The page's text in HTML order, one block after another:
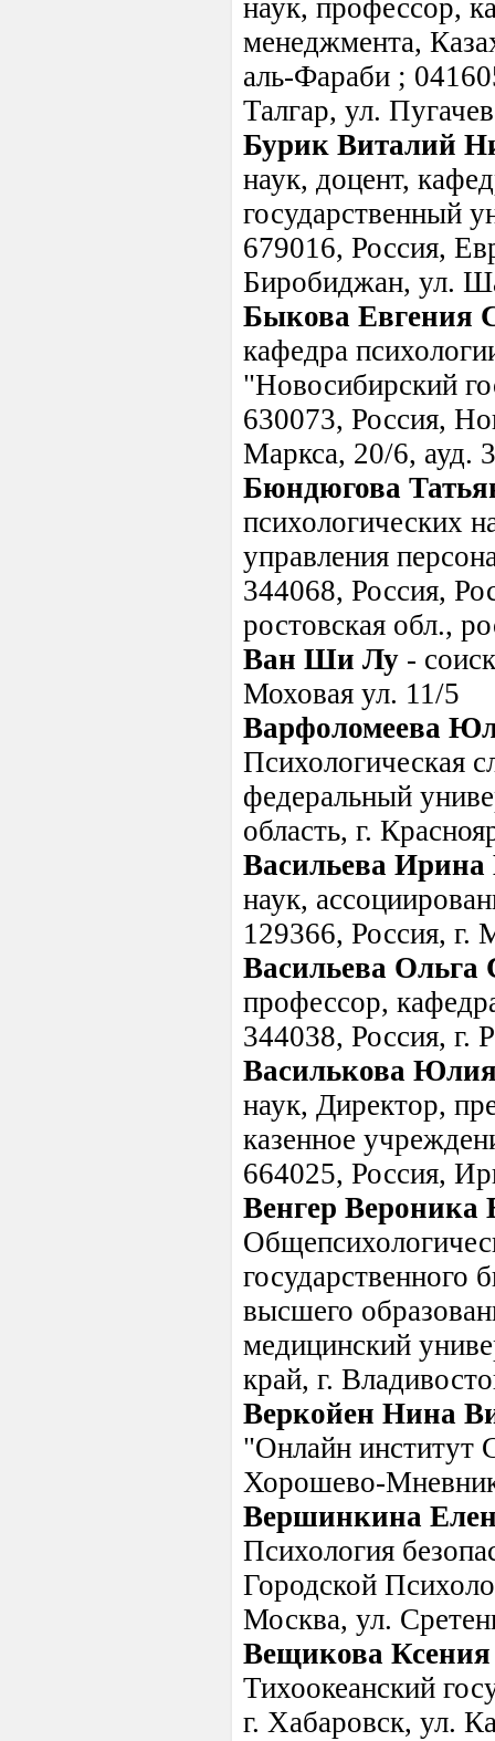
наук, профессор,
менеджмента,
аль-Фараби ;
Талгар, ул.
Бурик Виталий
наук, доцент,
государственный
679016, Россия,
Биробиджан, ул.
Быкова Евгения
кафедра
"Новосибирский
630073, Россия,
Маркса, 20/6, ауд.
Бюндюгова
психологических
управления
344068, Россия,
ростовская обл.,
Ван Ши Лу -
Моховая ул. 11/5
Варфоломеева
федеральный
область, г.
Васильева
наук,
129366, Россия, г.
Васильева Ольга
профессор,
344038, Россия, г.
Василькова
наук, Директор,
казенное
664025, Россия,
Венгер Вероника
государственного
высшего
медицинский
край, г.
Веркойен Нина
"Онлайн институт
Хорошево-
Вершинкина
Психология
Городской
Москва, ул.
Вещикова Ксения
Тихоокеанский
г. Хабаровск, ул.